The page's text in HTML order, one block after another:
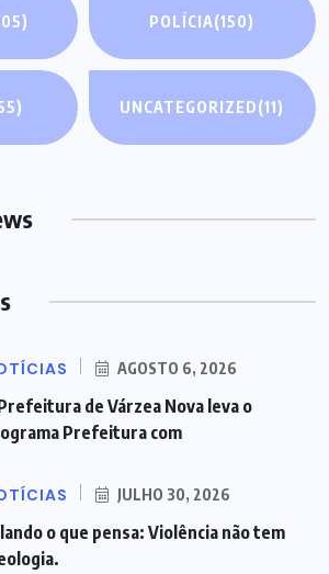
POLÍCIA(150)
UNCATEGORIZED(11)
AGOSTO 6, 2026
de Várzea Nova leva o
Prefeitura com
JULHO 30, 2026
o que pensa: Violência não tem